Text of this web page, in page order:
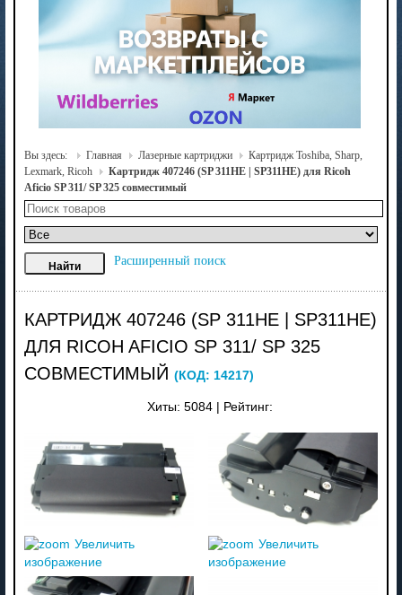
Вы здесь: Главная Лазерные картриджи
Картридж Toshiba, Sharp,
Lexmark, Ricoh
Картридж 407246 (SP 311HE | SP311HE) для Ricoh
Aficio SP 311/ SP 325 совместимый
Расширенный поиск
КАРТРИДЖ 407246 (SP 311HE | SP311HE)
ДЛЯ RICOH AFICIO SP 311/ SP 325
СОВМЕСТИМЫЙ (КОД: 14217)
Хиты: 5084 Рейтинг:
Увеличить
изображение
Увеличить
изображение